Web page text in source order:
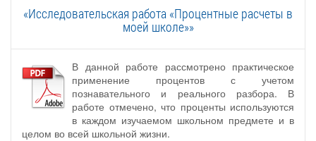
«Исследовательская работа «Процентные расчеты в
моей школе»»
В данной работе рассмотрено практическое
применение процентов с учетом
познавательного и реального разбора. В
работе отмечено, что проценты используются
в каждом изучаемом школьном предмете и в
целом во всей школьной жизни.